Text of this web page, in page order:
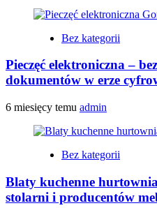
Bez kategorii
Pieczęć elektroniczna –
dokumentów w erze
6 miesięcy temu admin
Bez kategorii
Blaty kuchenne
stolarni i producentów